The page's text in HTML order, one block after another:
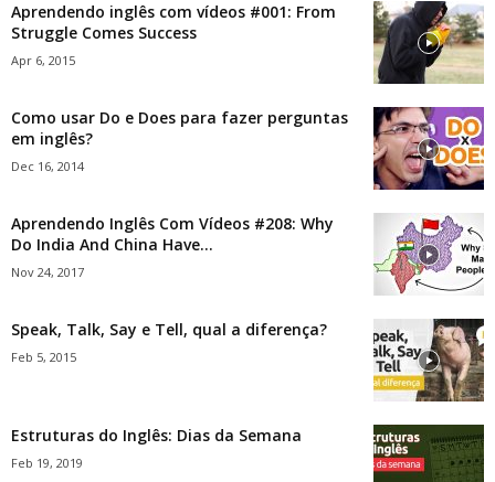
Aprendendo inglês com vídeos #001: From
Struggle Comes Success
Apr 6, 2015
Como usar Do e Does para fazer perguntas
em inglês?
Dec 16, 2014
Aprendendo Inglês Com Vídeos #208: Why
Do India And China Have...
Nov 24, 2017
Speak, Talk, Say e Tell, qual a diferença?
Feb 5, 2015
Estruturas do Inglês: Dias da Semana
Feb 19, 2019